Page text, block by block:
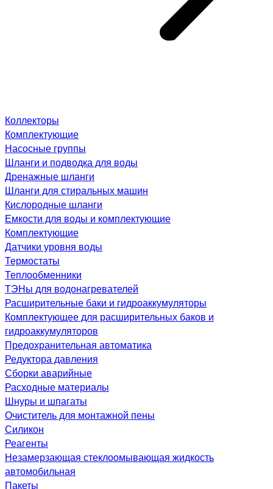
Коллекторы
Комплектующие
Насосные группы
Шланги и подводка для воды
Дренажные шланги
Шланги для стиральных машин
Кислородные шланги
Емкости для воды и комплектующие
Комплектующие
Датчики уровня воды
Термостаты
Теплообменники
ТЭНы для водонагревателей
Расширительные баки и гидроаккумуляторы
Комплектующее для расширительных баков и
гидроаккумуляторов
Предохранительная автоматика
Редуктора давления
Сборки аварийные
Расходные материалы
Шнуры и шпагаты
Очиститель для монтажной пены
Силикон
Реагенты
Незамерзающая стеклоомывающая жидкость
автомобильная
Пакеты